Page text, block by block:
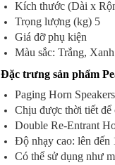
Kích thước (Dài x
Trọng lượng (kg) 5
Giá đỡ phụ kiện
Màu sắc: Trắng, Xanh
Đặc trưng sản phẩm
Paging Horn
Chịu được thời tiết để
Double Re-Entrant
Độ nhạy cao: lên đến
Có thể sử dụng như